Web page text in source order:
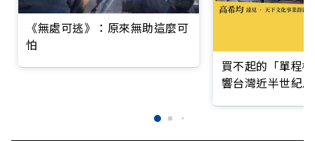
《無處可逃》：原來無助這麼可
怕
買不起的「單程
響台灣近半世紀